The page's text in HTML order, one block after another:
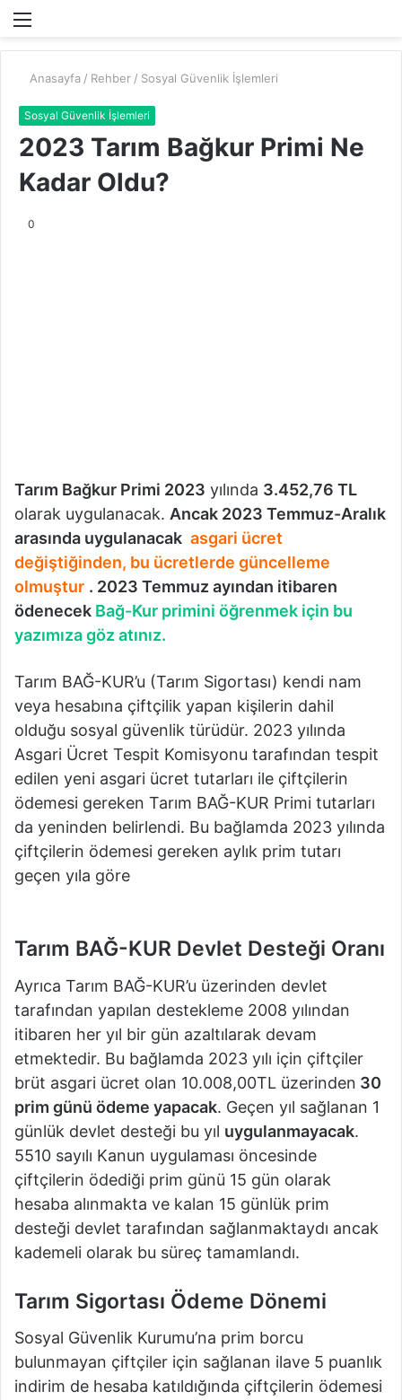
Menü
Anasayfa / Rehber / Sosyal Güvenlik İşlemleri
Sosyal Güvenlik İşlemleri
2023 Tarım Bağkur Primi Ne
Kadar Oldu?
0
Tarım Bağkur Primi 2023 yılında 3.452,76 TL
olarak uygulanacak. Ancak 2023 Temmuz-Aralık
arasında uygulanacak asgari ücret
değiştiğinden, bu ücretlerde güncelleme
olmuştur . 2023 Temmuz ayından itibaren
ödenecek Bağ-Kur primini öğrenmek için bu
yazımıza göz atınız.
Tarım BAĞ-KUR’u (Tarım Sigortası) kendi nam
veya hesabına çiftçilik yapan kişilerin dahil
olduğu sosyal güvenlik türüdür. 2023 yılında
Asgari Ücret Tespit Komisyonu tarafından tespit
edilen yeni asgari ücret tutarları ile çiftçilerin
ödemesi gereken Tarım BAĞ-KUR Primi tutarları
da yeninden belirlendi. Bu bağlamda 2023 yılında
çiftçilerin ödemesi gereken aylık prim tutarı
geçen yıla göre
Tarım BAĞ-KUR Devlet Desteği Oranı
Ayrıca Tarım BAĞ-KUR’u üzerinden devlet
tarafından yapılan destekleme 2008 yılından
itibaren her yıl bir gün azaltılarak devam
etmektedir. Bu bağlamda 2023 yılı için çiftçiler
brüt asgari ücret olan 10.008,00TL üzerinden 30
prim günü ödeme yapacak. Geçen yıl sağlanan 1
günlük devlet desteği bu yıl uygulanmayacak.
5510 sayılı Kanun uygulaması öncesinde
çiftçilerin ödediği prim günü 15 gün olarak
hesaba alınmakta ve kalan 15 günlük prim
desteği devlet tarafından sağlanmaktaydı ancak
kademeli olarak bu süreç tamamlandı.
Tarım Sigortası Ödeme Dönemi
Sosyal Güvenlik Kurumu’na prim borcu
bulunmayan çiftçiler için sağlanan ilave 5 puanlık
indirim de hesaba katıldığında çiftçilerin ödemesi